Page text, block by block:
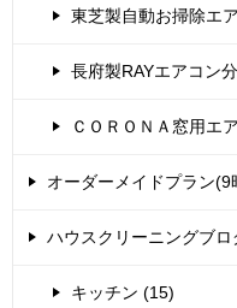
東芝製自動お掃除エ
長府製RAYエアコン
ＣＯＲＯＮＡ窓用エ
オーダーメイドプラン
ハウスクリーニングブロ
キッチン (15)